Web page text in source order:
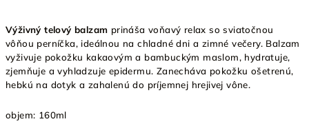
Výživný telový balzam prináša voňavý relax so sviatočnou
vôňou perníčka, ideálnou na chladné dni a zimné večery. Balzam
vyživuje pokožku kakaovým a bambuckým maslom, hydratuje,
zjemňuje a vyhladzuje epidermu. Zanecháva pokožku ošetrenú,
hebkú na dotyk a zahalenú do príjemnej hrejivej vône.
objem: 160ml